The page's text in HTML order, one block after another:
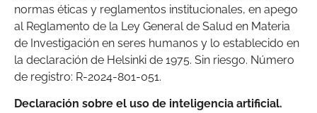
normas éticas y reglamentos institucionales, en apego
al Reglamento de la Ley General de Salud en Materia
de Investigación en seres humanos y lo establecido en
la declaración de Helsinki de 1975. Sin riesgo. Número
de registro: R-2024-801-051.
Declaración sobre el uso de inteligencia artificial.